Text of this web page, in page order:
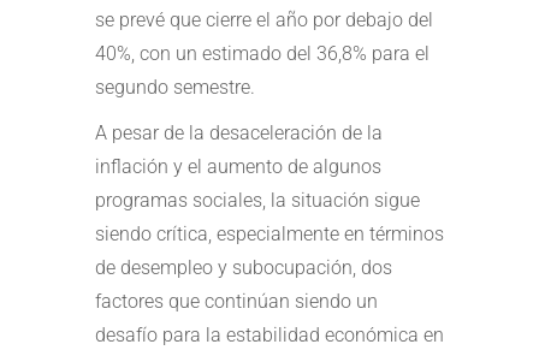
se prevé que cierre el año por debajo del
40%, con un estimado del 36,8% para el
segundo semestre.
A pesar de la desaceleración de la
inflación y el aumento de algunos
programas sociales, la situación sigue
siendo crítica, especialmente en términos
de desempleo y subocupación, dos
factores que continúan siendo un
desafío para la estabilidad económica en